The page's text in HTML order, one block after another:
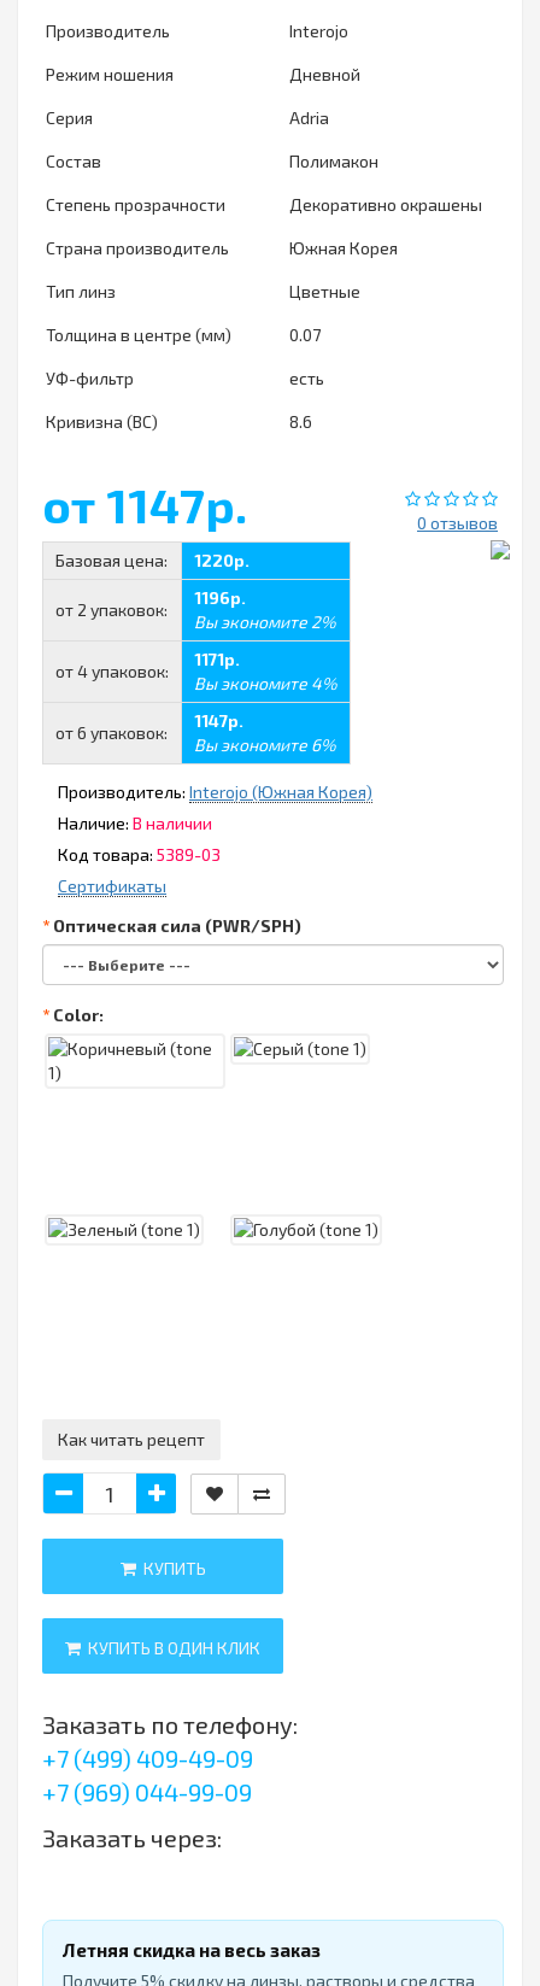
Производитель Interojo
Режим ношения Дневной
Серия Adria
Состав Полимакон
Степень прозрачности Декоративно окрашены
Страна производитель Южная Корея
Тип линз Цветные
Толщина в центре (мм) 0.07
УФ-фильтр есть
Кривизна (ВС) 8.6
0 отзывов
от 1147р.
Базовая цена: 1220р.
от 2 упаковок:
1196р.
Вы экономите 2%
от 4 упаковок:
1171р.
Вы экономите 4%
от 6 упаковок:
1147р.
Вы экономите 6%
Производитель: Interojo (Южная Корея)
Наличие: В наличии
Код товара: 5389-03
Сертификаты
Оптическая сила (PWR/SPH)
Color:
Как читать рецепт
КУПИТЬ
КУПИТЬ В ОДИН КЛИК
Заказать по телефону:
+7 (499) 409-49-09
+7 (969) 044-99-09
Заказать через:
Летняя скидка на весь заказ
Получите 5% скидку на линзы, растворы и средства